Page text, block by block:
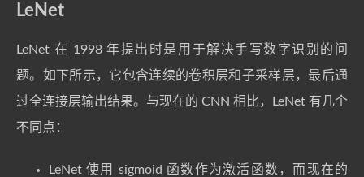
LeNet
LeNet 在 1998 年提出时是用于解决手写数字识别的问
题。如下所示，它包含连续的卷积层和子采样层，最后通
过全连接层输出结果。与现在的 CNN 相比，LeNet 有几个
不同点：
LeNet 使用 sigmoid 函数作为激活函数，而现在的